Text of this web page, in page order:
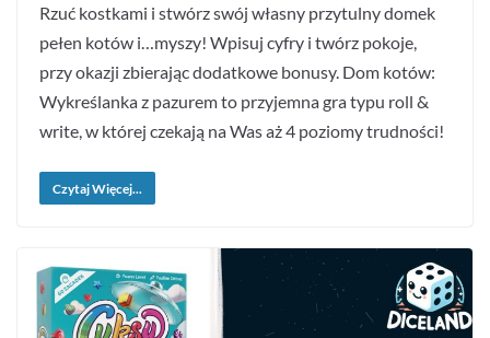
Rzuć kostkami i stwórz swój własny przytulny domek
pełen kotów i…myszy! Wpisuj cyfry i twórz pokoje,
przy okazji zbierając dodatkowe bonusy. Dom kotów:
Wykreślanka z pazurem to przyjemna gra typu roll &
write, w której czekają na Was aż 4 poziomy trudności!
Czytaj Więcej...